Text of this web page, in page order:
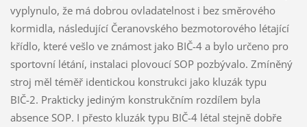
vyplynulo, že má dobrou ovladatelnost i bez směrového
kormidla, následující Čeranovského bezmotorového létající
křídlo, které vešlo ve známost jako BIČ-4 a bylo určeno pro
sportovní létání, instalaci plovoucí SOP pozbývalo. Zmíněný
stroj měl téměř identickou konstrukci jako kluzák typu
BIČ-2. Prakticky jediným konstrukčním rozdílem byla
absence SOP. I přesto kluzák typu BIČ-4 létal stejně dobře